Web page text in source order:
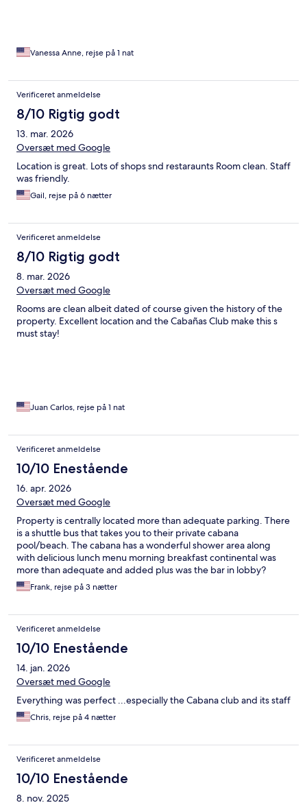
Vanessa Anne, rejse på 1 nat
Verificeret anmeldelse
8/10 Rigtig godt
13. mar. 2026
Oversæt med Google
Location is great. Lots of shops snd restaraunts Room clean. Staff
was friendly.
Gail, rejse på 6 nætter
Verificeret anmeldelse
8/10 Rigtig godt
8. mar. 2026
Oversæt med Google
Rooms are clean albeit dated of course given the history of the
property. Excellent location and the Cabañas Club make this s
must stay!
Juan Carlos, rejse på 1 nat
Verificeret anmeldelse
10/10 Enestående
16. apr. 2026
Oversæt med Google
Property is centrally located more than adequate parking. There
is a shuttle bus that takes you to their private cabana
pool/beach. The cabana has a wonderful shower area along
with delicious lunch menu morning breakfast continental was
more than adequate and added plus was the bar in lobby?
Frank, rejse på 3 nætter
Verificeret anmeldelse
10/10 Enestående
14. jan. 2026
Oversæt med Google
Everything was perfect ...especially the Cabana club and its staff
Chris, rejse på 4 nætter
Verificeret anmeldelse
10/10 Enestående
8. nov. 2025